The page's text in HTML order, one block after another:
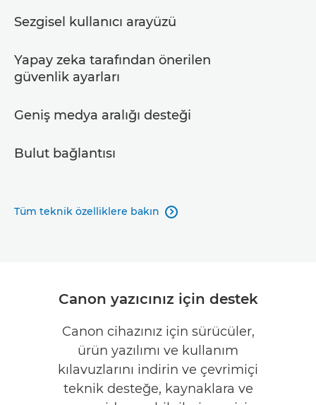
Sezgisel kullanıcı arayüzü
Yapay zeka tarafından önerilen
güvenlik ayarları
Geniş medya aralığı desteği
Bulut bağlantısı
Tüm teknik özelliklere bakın 
Canon yazıcınız için destek
Canon cihazınız için sürücüler,
ürün yazılımı ve kullanım
kılavuzlarını indirin ve çevrimiçi
teknik desteğe, kaynaklara ve